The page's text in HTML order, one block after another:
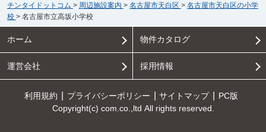
チンタイドットコム > 周辺施設案内 > 名古屋市天白区 > 名古屋市天白区の小学
校 > 名古屋市立高坂小学校
ホーム 物件カタログ
運営会社 採用情報
利用規約 プライバシーポリシー サイトマップ
PC版
Copyright(c) com.co.,ltd All rights reserved.